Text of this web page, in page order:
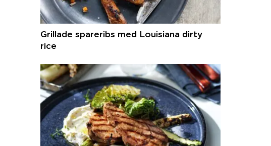
Grillade spareribs med Louisiana dirty
rice